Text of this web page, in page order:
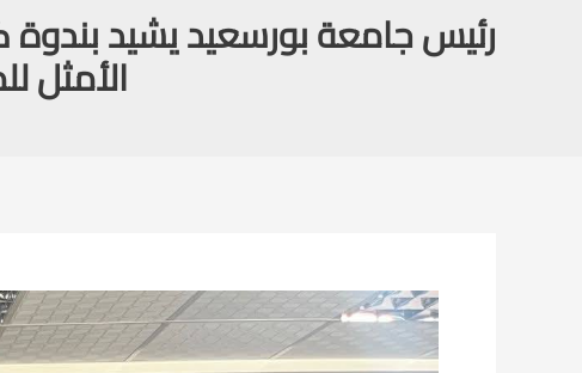
رئيس جامعة بورسعيد يشيد بندوة
الأمثل